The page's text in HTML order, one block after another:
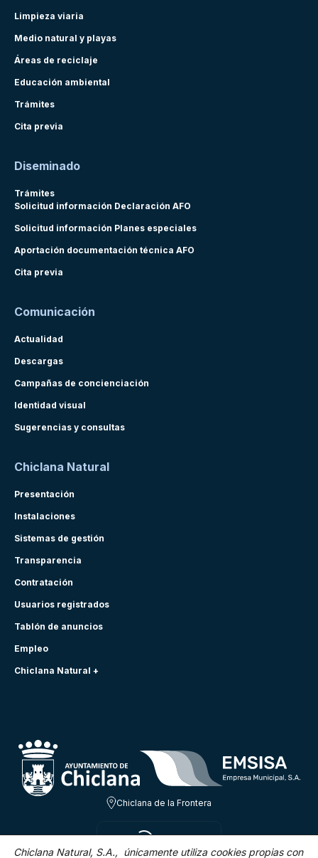
Limpieza viaria
Medio natural y playas
Áreas de reciclaje
Educación ambiental
Trámites
Cita previa
Diseminado
Trámites
Solicitud información Declaración AFO
Solicitud información Planes especiales
Aportación documentación técnica AFO
Cita previa
Comunicación
Actualidad
Descargas
Campañas de concienciación
Identidad visual
Sugerencias y consultas
Chiclana Natural
Presentación
Instalaciones
Sistemas de gestión
Transparencia
Contratación
Usuarios registrados
Tablón de anuncios
Empleo
Chiclana Natural +
Chiclana de la Frontera
LUN 10 AGO
23ºC
Chiclana Natural, S.A., únicamente utiliza cookies propias con